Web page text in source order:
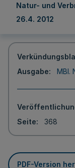
Natur- und
26.4. 2012
Ausgabe
MBl.
Seite
368
PDF-Version